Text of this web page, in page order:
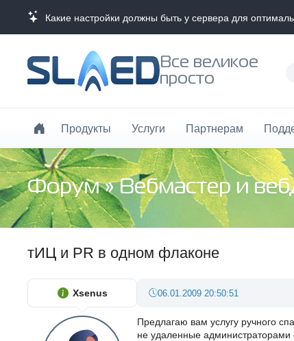
Какие настройки должны быть у сервера для
Все великое
просто
Продукты Услуги Партнерам
Форум»Вебмастер и
тИЦ и PR в одном флаконе
06.01.2009 20:50:51
Предлагаю вам услугу ручного
не удаленные
Xsenus